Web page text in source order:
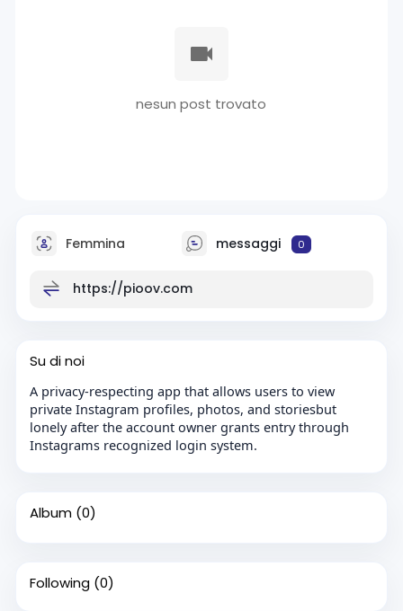
nesun post trovato
Femmina messaggi 0
https://pioov.com
Su di noi
A privacy-respecting app that allows users to view
private Instagram profiles, photos, and storiesbut
lonely after the account owner grants entry through
Instagrams recognized login system.
Album (0)
Following (0)